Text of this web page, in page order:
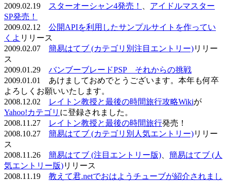
2009.02.19
スターオーシャン4発売！
アイドルマスター
SP発売！
2009.02.12 公開APIを利用したサンプルサイトを作ってい
くよ リリース
2009.02.07 簡易はてブ (カテゴリ別注目エントリー)リリー
ス
2009.01.29 バンブーブレードPSP それからの挑戦
2009.01.01 あけましておめでとうございます。本年も何卒
よろしくお願いいたします。
2008.12.02
レイトン教授と最後の時間旅行攻略Wikiが
Yahoo!カテゴリ に登録されました。
2008.11.27
レイトン教授と最後の時間旅行発売！
2008.10.27 簡易はてブ (カテゴリ別人気エントリー)リリー
ス
2008.11.26 簡易はてブ (注目エントリー版)
簡易はてブ (人
気エントリー版)リリース
2008.11.19 教えて君.netでおはようチューブが紹介されまし